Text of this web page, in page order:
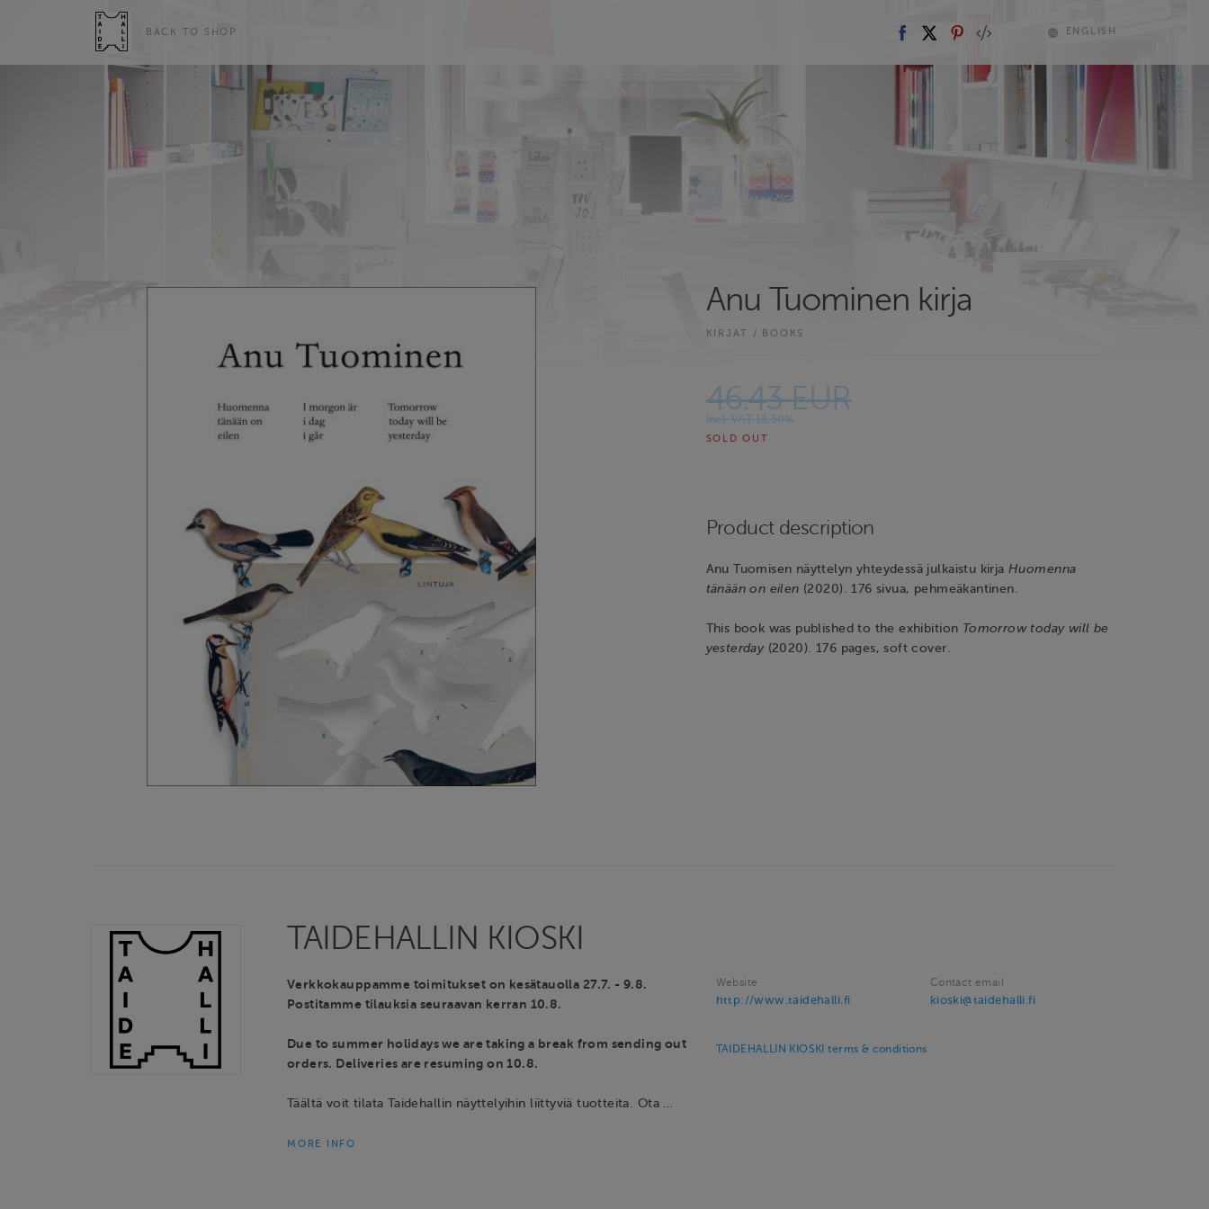
BACK TO SHOP ENGLISH
Anu Tuominen kirja
KIRJAT / BOOKS
46.43 EUR
Incl. VAT 13.50%
SOLD OUT
Product description
Anu Tuomisen näyttelyn yhteydessä julkaistu kirja Huomenna
tänään on eilen (2020). 176 sivua, pehmeäkantinen.
This book was published to the exhibition Tomorrow today will be
yesterday(2020). 176 pages, soft cover.
TAIDEHALLIN KIOSKI
Verkkokauppamme toimitukset on kesätauolla 27.7. - 9.8.
Postitamme tilauksia seuraavan kerran 10.8.
Due to summer holidays we are taking a break from sending out
orders. Deliveries are resuming on 10.8.
Täältä voit tilata Taidehallin näyttelyihin liittyviä tuotteita. Ota …
MORE INFO
Website
http://www.taidehalli.fi
Contact email
kioski@taidehalli.fi
TAIDEHALLIN KIOSKI terms & conditions